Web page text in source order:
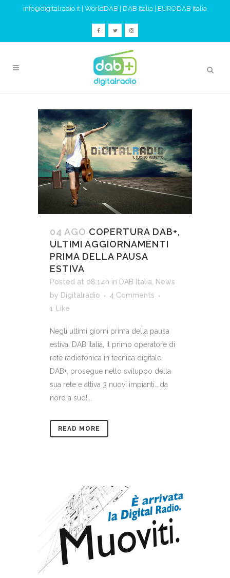
info@digitalradio.it WorldDAB DAB Italia EURODAB Italia
04 AGO COPERTURA DAB+,
ULTIMI AGGIORNAMENTI
PRIMA DELLA PAUSA
ESTIVA
Posted at 08:14h in DAB Italia
News
by Digitalradio
4 Comments
1
Like
Negli ultimi giorni prima della pausa
estiva, DAB Italia, il primo operatore di
rete radiofonica in tecnica digitale
DAB+, prosegue nello sviluppo della
sua rete e attiva 3 nuovi impianti….da
nord a sud!...
READ MORE